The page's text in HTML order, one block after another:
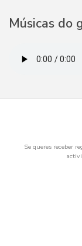
Músicas do
Se queres receber